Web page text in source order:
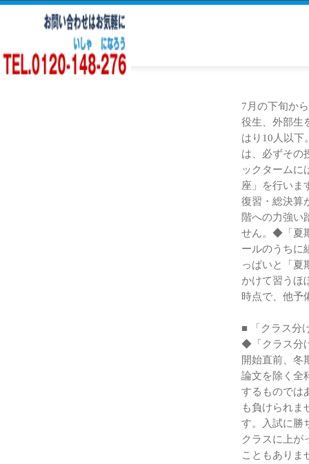
7月の下旬か
役生、外部生
はり10人以下
は、必ずその
ックタームに
座」を行いま
復習・総決算
階への力強い
せん。◆「夏
ールのうちに
っぱいと「夏
かけて習うほ
時点で、他予
■ 「クラス分
◆「クラス分
開始直前、冬
論文を除く全
するものでは
も負けられま
す。入試に勝
クラスに上が
こともありま